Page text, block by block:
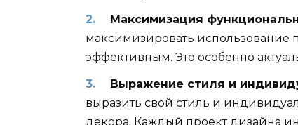
Максимизация
максимизировать использование
эффективным. Это особенно
Выражение стиля и
выразить свой стиль и
декора. Каждый проект дизайна